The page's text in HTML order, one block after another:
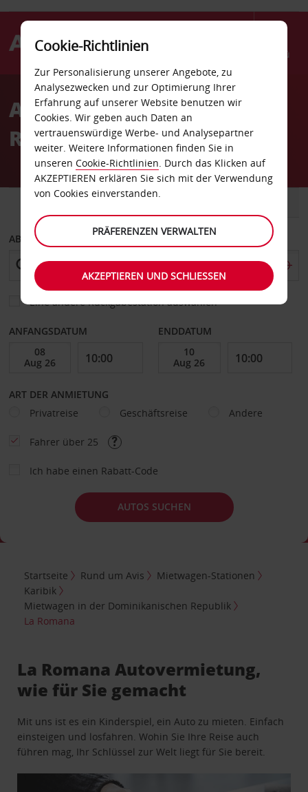
Menü
AvisAutovermietung La
Romana
ABHOLEN VON
Eine andere Rückgabestation auswählen
ANFANGSDATUM ENDDATUM
ART DER ANMIETUNG
Privatreise
Geschäftsreise Andere
Fahrer über 25
Ich habe einen Rabatt-Code
AUTOS SUCHEN
Startseite Rund um Avis
Mietwagen-Stationen
Karibik
Mietwagen in der Dominikanischen Republik
La Romana
La Romana Autovermietung,
wie für Sie gemacht
Mit uns ist es ein Kinderspiel, ein Auto zu mieten. Einfach
einsteigen und losfahren. Wohin Sie Ihre Reise auch
führen mag, Ihr Schlüssel zur Welt liegt für Sie bereit.
Cookie-Richtlinien
Zur Personalisierung unserer Angebote, zu
Analysezwecken und zur Optimierung Ihrer
Erfahrung auf unserer Website benutzen wir
Cookies. Wir geben auch Daten an
vertrauenswürdige Werbe- und Analysepartner
weiter. Weitere Informationen finden Sie in
unseren Cookie-Richtlinien. Durch das Klicken auf
AKZEPTIEREN erklären Sie sich mit der Verwendung
von Cookies einverstanden.
PRÄFERENZEN VERWALTEN
AKZEPTIEREN UND SCHLIESSEN